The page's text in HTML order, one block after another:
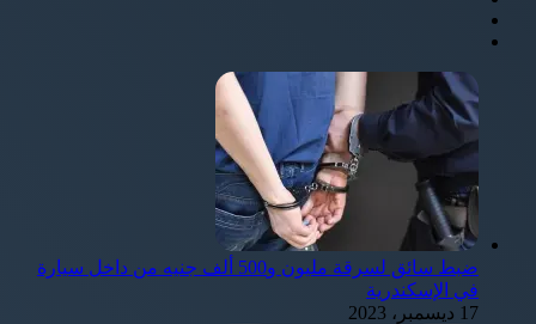
ضبط سائق لسرقة مليون و500 ألف جنيه من داخل سيارة
في الإسكندرية
17 ديسمبر، 2023